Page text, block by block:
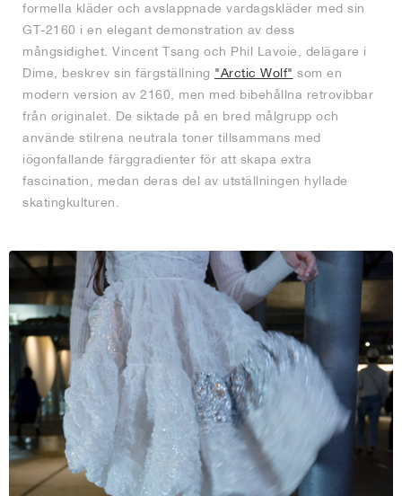
formella kläder och avslappnade vardagskläder med sin
GT-2160 i en elegant demonstration av dess
mångsidighet. Vincent Tsang och Phil Lavoie, delägare i
Dime, beskrev sin färgställning "Arctic Wolf" som en
modern version av 2160, men med bibehållna retrovibbar
från originalet. De siktade på en bred målgrupp och
använde stilrena neutrala toner tillsammans med
iögonfallande färggradienter för att skapa extra
fascination, medan deras del av utställningen hyllade
skatingkulturen.